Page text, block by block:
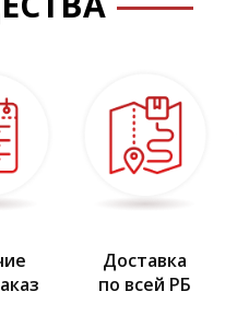
Доставка
по всей РБ